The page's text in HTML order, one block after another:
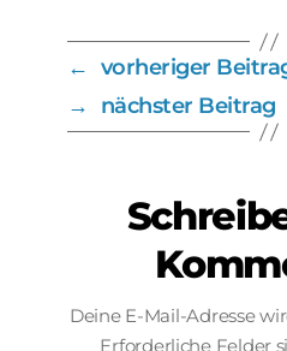
← vorheriger
→
nächster Beitrag
Deine E-Mail-Adresse
Erforderliche Felder